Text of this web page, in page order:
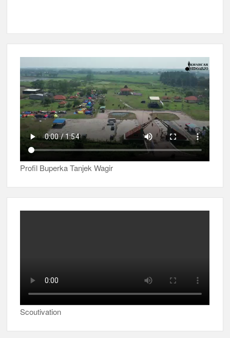
Profil Buperka Tanjek Wagir
Scoutivation